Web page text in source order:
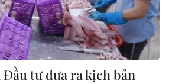
Đầu tư đưa ra kịch bản